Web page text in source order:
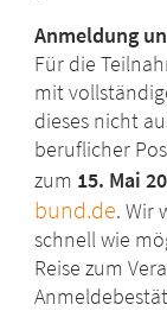
Anmeldung
Für die
mit
dieses nicht
beruflicher
zum 15. Mai
bund.de. Wir
schnell wie
Reise zum